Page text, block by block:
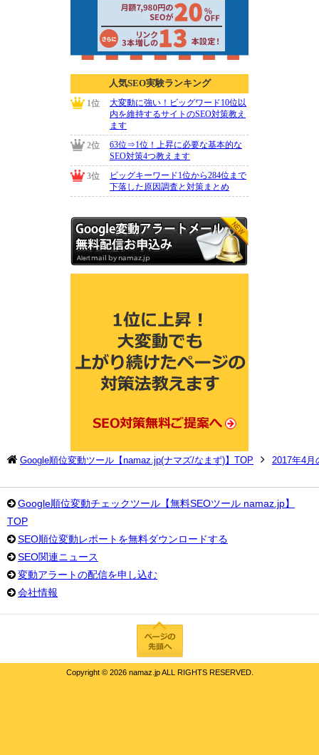
Google順位変動ツール【namaz.jp(ナマズ/なまず)】TOP 2017年4月
Google順位変動チェックツール【無料SEOツール namaz.jp】
TOP
SEO順位変動レポートを無料ダウンロードする
SEO関連ニュース
変動アラートの配信を申し込む
会社情報
Copyright © 2026 namaz.jp ALL RIGHTS RESERVED.